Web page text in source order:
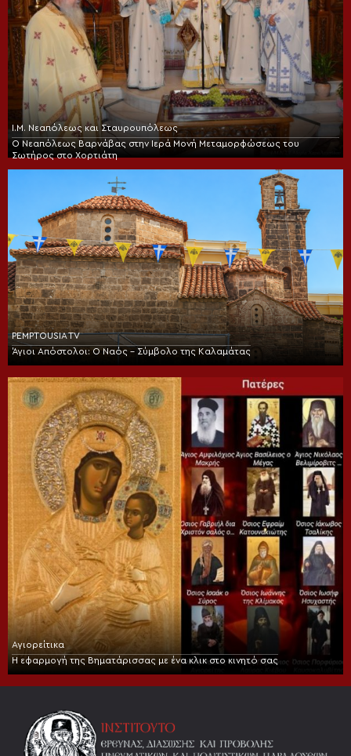
Ι.Μ. Νεαπόλεως και Σταυρουπόλεως
Ο Νεαπόλεως Βαρνάβας στην Ιερά Μονή Μεταμορφώσεως του
Σωτήρος στο Χορτιάτη
PEMPTOUSIA TV
Άγιοι Απόστολοι: Ο Ναός – Σύμβολο της Καλαμάτας
Αγιορείτικα
Η εφαρμογή της Βηματάρισσας με ένα κλικ στο κινητό σας